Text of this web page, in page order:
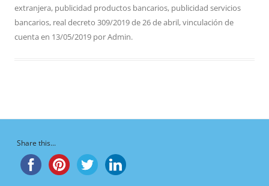
extranjera, publicidad productos bancarios, publicidad servicios
bancarios, real decreto 309/2019 de 26 de abril,vinculación de
cuenta en 13/05/2019 porAdmin.
Share this...